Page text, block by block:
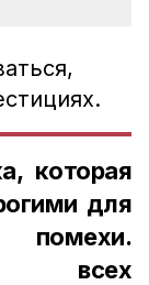
которая
для
помехи.
всех